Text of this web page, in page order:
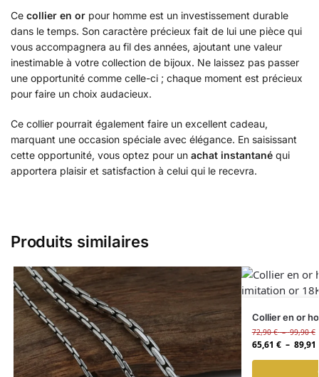
Ce collier en or pour homme est un investissement durable
dans le temps. Son caractère précieux fait de lui une pièce qui
vous accompagnera au fil des années, ajoutant une valeur
inestimable à votre collection de bijoux. Ne laissez pas passer
une opportunité comme celle-ci ; chaque moment est précieux
pour faire un choix audacieux.
Ce collier pourrait également faire un excellent cadeau,
marquant une occasion spéciale avec élégance. En saisissant
cette opportunité, vous optez pour un achat instantané qui
apportera plaisir et satisfaction à celui qui le recevra.
Produits similaires
Collier en or
72,90€ – 99,90€
65,61 € – 89,91